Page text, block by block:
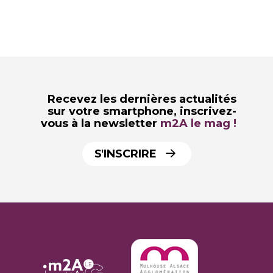
Recevez les dernières actualités
sur votre smartphone, inscrivez-
vous à la newsletter m2A le mag !
S'INSCRIRE